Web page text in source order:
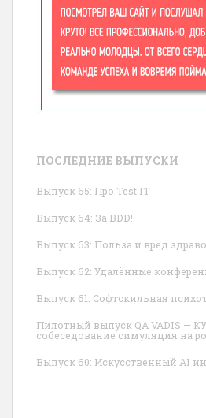
ПОСЛЕДНИЕ ВЫПУСКИ
Выпуск 65: Про Test IT
Выпуск 64: За BDD!
Выпуск 63: Польза и вред
Выпуск 62: Удалённые
Выпуск 61: Софтскильная
Пилотный выпуск QA VADIS —
собеседование симуляция на
Выпуск 60: Искусственный AI